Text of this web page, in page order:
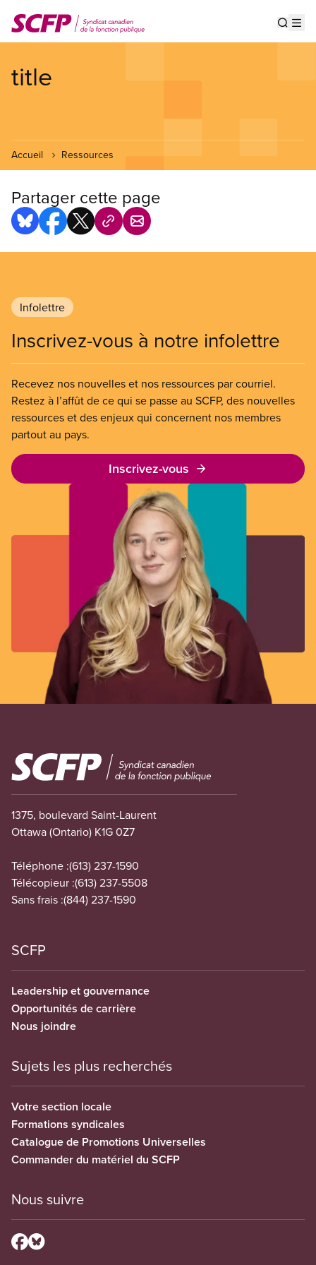
au
contenu
title
Accueil Ressources
Partager cette page
Infolettre
Inscrivez-vous à notre infolettre
Recevez nos nouvelles et nos ressources par courriel.
Restez à l’affût de ce qui se passe au SCFP, des nouvelles
ressources et des enjeux qui concernent nos membres
partout au pays.
Inscrivez-vous
Image
1375, boulevard Saint-Laurent
Ottawa (Ontario) K1G 0Z7
Téléphone :(613) 237-1590
Télécopieur :(613) 237-5508
Sans frais :(844) 237-1590
SCFP
Leadership et gouvernance
Opportunités de carrière
Nous joindre
Sujets les plus recherchés
Votre section locale
Formations syndicales
Catalogue de Promotions Universelles
Commander du matériel du SCFP
Nous suivre